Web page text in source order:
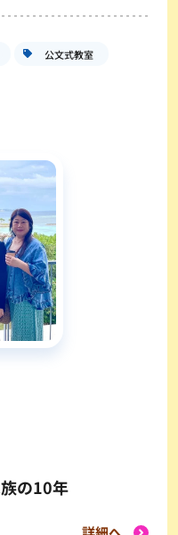
公文式教室
の10年